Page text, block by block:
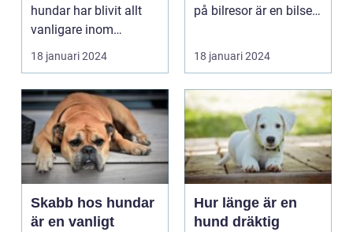
hundar har blivit allt
vanligare inom
hundträning och ...
18 januari 2024
på bilresor är en bilsele
18 januari 2024
Skabb hos hundar
är en vanligt
Hur länge är en
hund dräktig